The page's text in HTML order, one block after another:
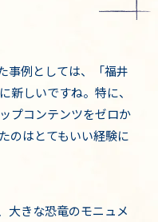
事例としては、「福井
新しいですね。特に、
プコンテンツをゼロか
のはとてもいい経験に
大きな恐竜のモニュメ